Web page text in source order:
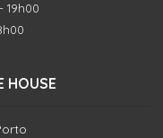
19h00
HOUSE